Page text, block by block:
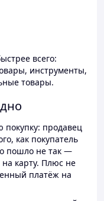
всего:
инструменты,
товары.
продавец
как покупатель
пошло не так —
на карту. Плюс не
платёж на